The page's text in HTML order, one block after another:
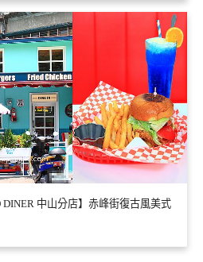
DINER 中山分店】赤峰街復古風美式